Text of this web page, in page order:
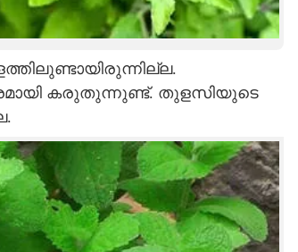
കരുതുന്നുണ്ട്. തുളസിയുടെ